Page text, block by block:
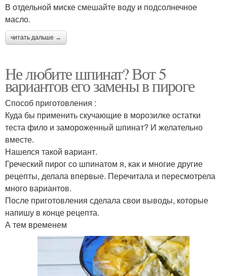
В отдельной миске смешайте воду и подсолнечное
масло.
читать дальше →
Не любите шпинат? Вот 5
вариантов его замены в пироге
Способ приготовления :
Куда бы применить скучающие в морозилке остатки
теста фило и замороженный шпинат? И желательно
вместе.
Нашелся такой вариант.
Греческий пирог со шпинатом я, как и многие другие
рецепты, делала впервые. Перечитала и пересмотрела
много вариантов.
После приготовления сделала свои выводы, которые
напишу в конце рецепта.
А тем временем